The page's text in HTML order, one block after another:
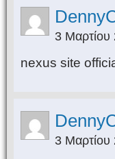
3
nexus site
3 Μαρτίου